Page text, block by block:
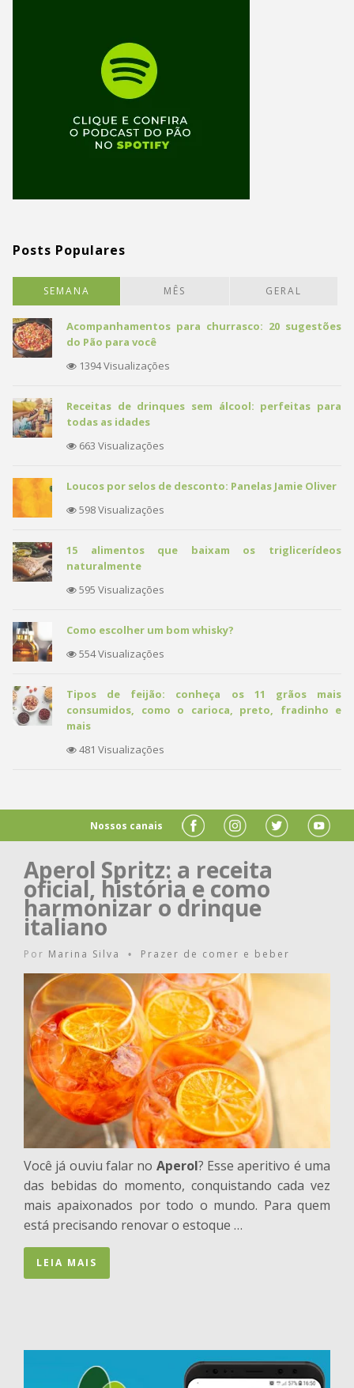
Posts Populares
SEMANA MÊS GERAL
Acompanhamentos para churrasco: 20 sugestões
do Pão para você
1394 Visualizações
Receitas de drinques sem álcool: perfeitas para
todas as idades
663 Visualizações
Loucos por selos de desconto: Panelas Jamie Oliver
598 Visualizações
15 alimentos que baixam os triglicerídeos
naturalmente
595 Visualizações
Como escolher um bom whisky?
554 Visualizações
Tipos de feijão: conheça os 11 grãos mais
consumidos, como o carioca, preto, fradinho e
mais
481 Visualizações
Nossos canais
Aperol Spritz: a receita
oficial, história e como
harmonizar o drinque
italiano
Por Marina Silva • Prazer de comer e beber
Você já ouviu falar no Aperol? Esse aperitivo é uma
das bebidas do momento, conquistando cada vez
mais apaixonados por todo o mundo. Para quem
está precisando renovar o estoque …
LEIA MAIS